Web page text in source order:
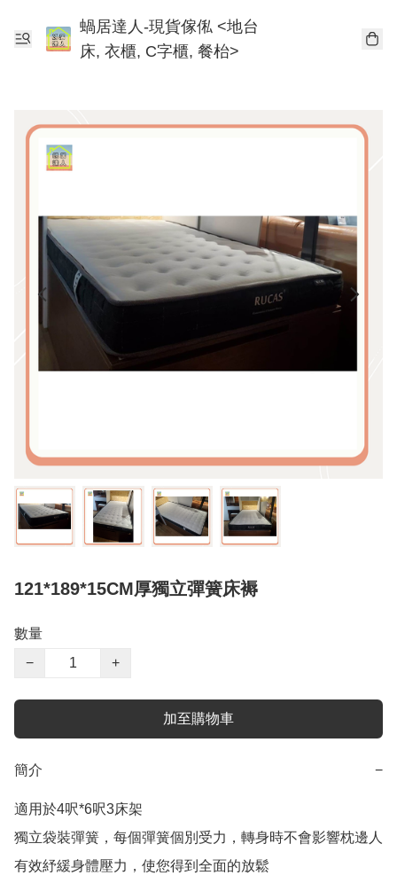
蝸居達人-現貨傢俬 <地台
床, 衣櫃, C字櫃, 餐枱>
121*189*15CM厚獨立彈簧床褥
數量
−
+
加至購物車
簡介 −
適用於4呎*6呎3床架
獨立袋裝彈簧，每個彈簧個別受力，轉身時不會影響枕邊人
有效紓緩身體壓力，使您得到全面的放鬆